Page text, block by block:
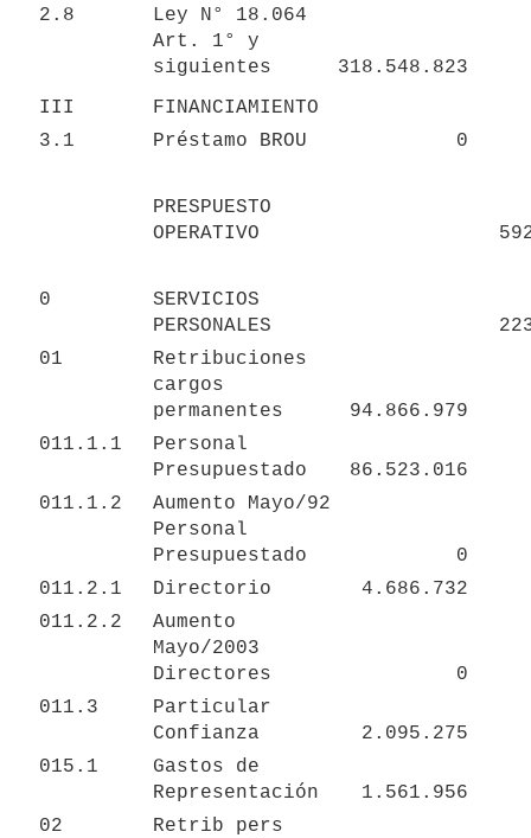
2.8
Ley N° 18.064
Art. 1° y
siguientes
318.548.823
III
FINANCIAMIENTO
3.1
Préstamo BROU 0
PRESPUESTO
OPERATIVO
0
SERVICIOS
PERSONALES
01
Retribuciones
cargos
permanentes
94.866.979
011.1.1
Personal
Presupuestado
86.523.016
011.1.2
Aumento Mayo/92
Personal
Presupuestado
0
011.2.1
Directorio
4.686.732
011.2.2
Aumento
Mayo/2003
Directores
0
011.3
Particular
Confianza
2.095.275
015.1
Gastos de
Representación
1.561.956
02
Retrib pers